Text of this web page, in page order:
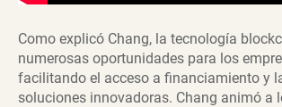
Como explicó Chang, la tecnología
numerosas oportunidades para los
facilitando el acceso a financiamiento y
soluciones innovadoras. Chang animó a